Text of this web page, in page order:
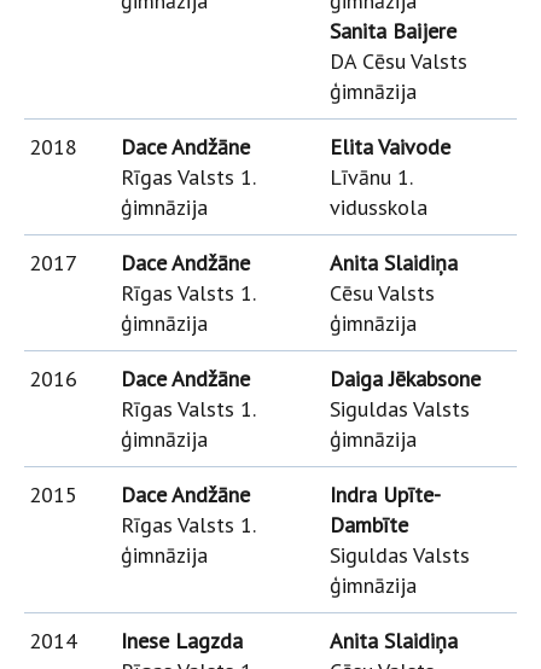
Sanita Baijere
DA Cēsu Valsts
ģimnāzija
2018
Dace Andžāne
Rīgas Valsts 1.
ģimnāzija
Elita Vaivode
Līvānu 1.
vidusskola
2017
Dace Andžāne
Rīgas Valsts 1.
ģimnāzija
Anita Slaidiņa
Cēsu Valsts
ģimnāzija
2016
Dace Andžāne
Rīgas Valsts 1.
ģimnāzija
Daiga Jēkabsone
Siguldas Valsts
ģimnāzija
2015
Dace Andžāne
Rīgas Valsts 1.
ģimnāzija
Indra Upīte-
Dambīte
Siguldas Valsts
ģimnāzija
2014
Inese Lagzda
Anita Slaidiņa